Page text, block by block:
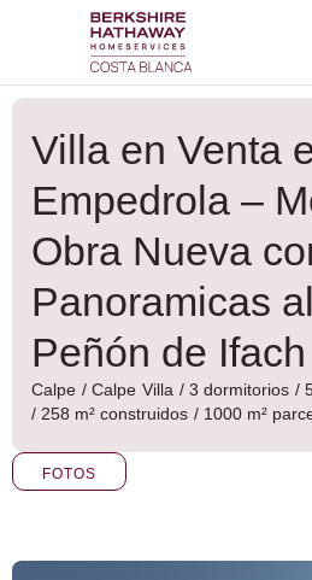
Villa en Venta
Empedrola –
Obra Nueva
Panoramicas
Peñón de Ifach
Calpe / Calpe Villa / 3 dormitorios /
/ 258 m² construidos / 1000 m²
FOTOS